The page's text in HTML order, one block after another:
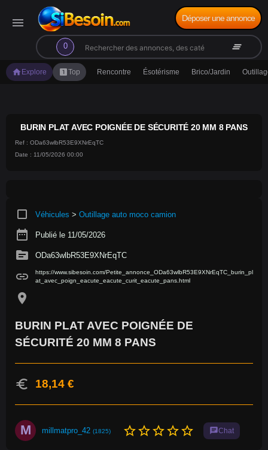
menu
0
search clear_all
Déposer une annonce
home Explore looks_oneTop Rencontre Ésotérisme Brico/Jardin
BURIN PLAT AVEC POIGNÉE DE SÉCURITÉ 20 MM 8 PANS
Ref : ODa63wlbR53E9XNrEqTC
Date : 11/05/2026 00:00
crop_square Véhicules > Outillage auto moco camion
date_range Publié le 11/05/2026
source ODa63wlbR53E9XNrEqTC
link
https://www.sibesoin.com/Petite_annonce_ODa63wlbR53E9XNrEqTC_burin_pl
at_avec_poign_eacute_eacute_curit_eacute_pans.html
location_on
BURIN PLAT AVEC POIGNÉE DE
SÉCURITÉ 20 MM 8 PANS
euro 18,14 €
M millmatpro_42 (1825) star_borderstar_borderstar_borderstar_borderstar_border chatChat